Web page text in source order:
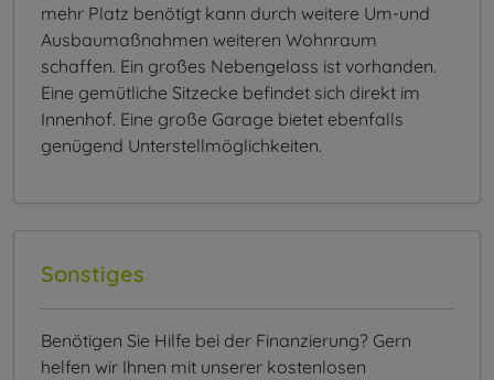
mehr Platz benötigt kann durch weitere Um-und
Ausbaumaßnahmen weiteren Wohnraum
schaffen. Ein großes Nebengelass ist vorhanden.
Eine gemütliche Sitzecke befindet sich direkt im
Innenhof. Eine große Garage bietet ebenfalls
genügend Unterstellmöglichkeiten.
Sonstiges
Benötigen Sie Hilfe bei der Finanzierung? Gern
helfen wir Ihnen mit unserer kostenlosen